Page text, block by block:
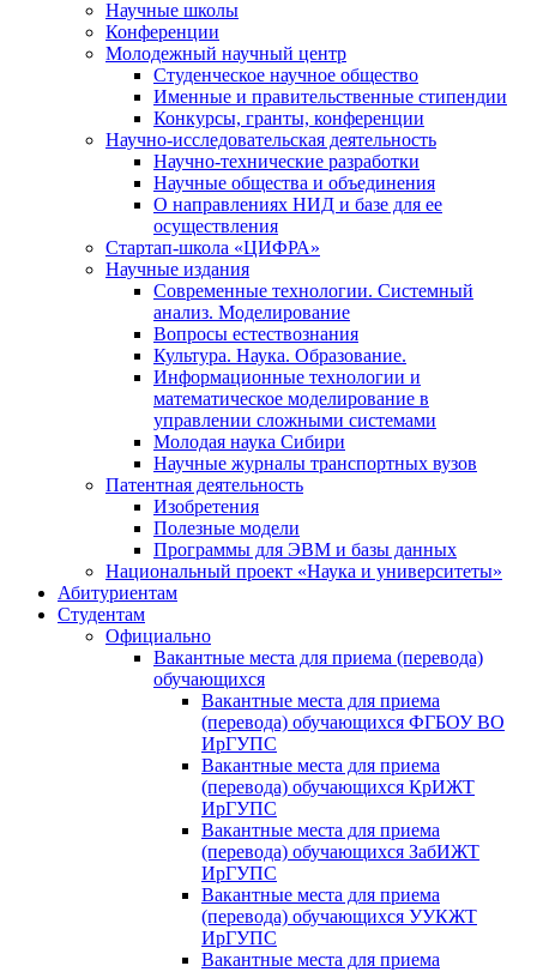
Научные школы
Конференции
Молодежный научный центр
Студенческое научное общество
Именные и правительственные стипендии
Конкурсы, гранты, конференции
Научно-исследовательская деятельность
Научно-технические разработки
Научные общества и объединения
О направлениях НИД и базе для ее
осуществления
Стартап-школа «ЦИФРА»
Научные издания
Современные технологии. Системный
анализ. Моделирование
Вопросы естествознания
Культура. Наука. Образование.
Информационные технологии и
математическое моделирование в
управлении сложными системами
Молодая наука Сибири
Научные журналы транспортных вузов
Патентная деятельность
Изобретения
Полезные модели
Программы для ЭВМ и базы данных
Национальный проект «Наука и университеты»
Абитуриентам
Студентам
Официально
Вакантные места для приема (перевода)
обучающихся
Вакантные места для приема
(перевода) обучающихся ФГБОУ ВО
ИрГУПС
Вакантные места для приема
(перевода) обучающихся КрИЖТ
ИрГУПС
Вакантные места для приема
(перевода) обучающихся ЗабИЖТ
ИрГУПС
Вакантные места для приема
(перевода) обучающихся УУКЖТ
ИрГУПС
Вакантные места для приема